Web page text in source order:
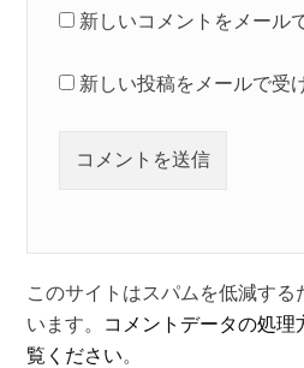
新しいコメントをメール
新しい投稿をメールで受
このサイトはスパムを低減す
います。 コメントデータの処
覧ください。